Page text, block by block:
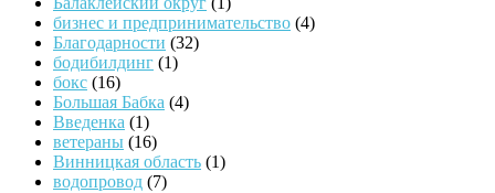
бизнес и предпринимательство (4)
Благодарности (32)
бодибилдинг (1)
бокс (16)
Большая Бабка (4)
Введенка (1)
ветераны (16)
Винницкая область (1)
водопровод (7)